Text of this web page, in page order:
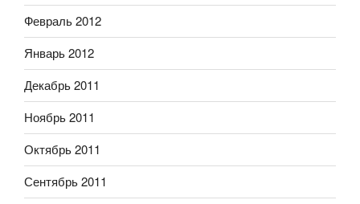
Февраль 2012
Январь 2012
Декабрь 2011
Ноябрь 2011
Октябрь 2011
Сентябрь 2011